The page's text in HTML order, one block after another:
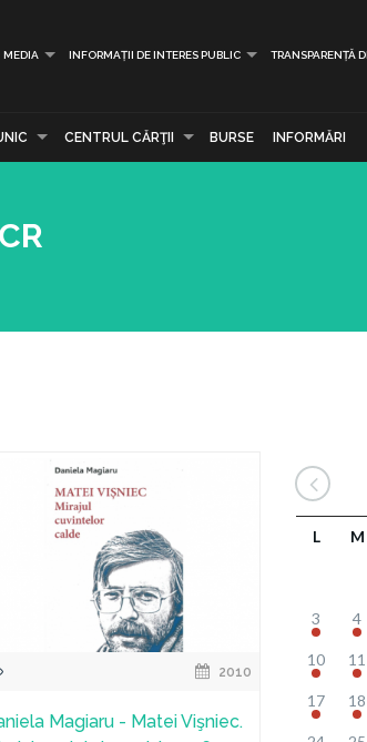
MEDIA INFORMAȚII DE INTERES PUBLIC TRANSPARENȚĂ
CENTRUL CĂRŢII BURSE INFORMĂRI
2010
Magiaru - Matei Vişniec.
L M
3 4
10 11
17 18